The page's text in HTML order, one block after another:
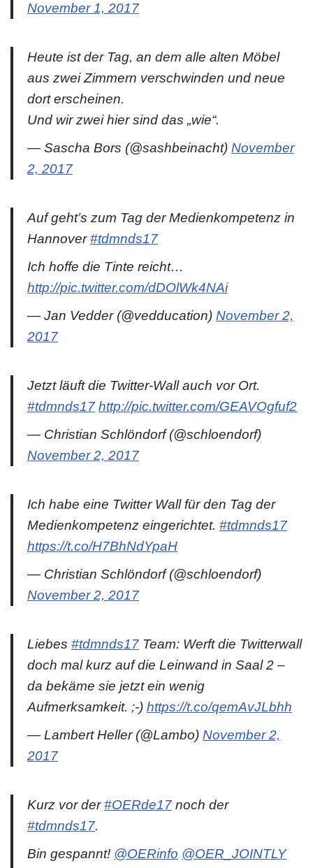
November 1, 2017
Heute ist der Tag, an dem alle alten Möbel
aus zwei Zimmern verschwinden und neue
dort erscheinen.
Und wir zwei hier sind das „wie“.
— Sascha Bors (@sashbeinacht) November
2, 2017
Auf geht’s zum Tag der Medienkompetenz in
Hannover#tdmnds17
Ich hoffe die Tinte reicht…
http://pic.twitter.com/dDOlWk4NAi
— Jan Vedder (@vedducation) November 2,
2017
Jetzt läuft die Twitter-Wall auch vor Ort.
#tdmnds17 http://pic.twitter.com/GEAVOgfuf2
— Christian Schlöndorf (@schloendorf)
November 2, 2017
Ich habe eine Twitter Wall für den Tag der
Medienkompetenz eingerichtet. #tdmnds17
https://t.co/H7BhNdYpaH
— Christian Schlöndorf (@schloendorf)
November 2, 2017
Liebes #tdmnds17 Team: Werft die Twitterwall
doch mal kurz auf die Leinwand in Saal 2 –
da bekäme sie jetzt ein wenig
Aufmerksamkeit. ;-) https://t.co/qemAvJLbhh
— Lambert Heller (@Lambo) November 2,
2017
Kurz vor der#OERde17 noch der
#tdmnds17.
Bin gespannt! @OERinfo @OER_JOINTLY